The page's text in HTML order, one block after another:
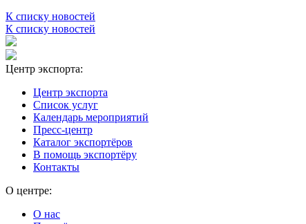
К списку новостей
К списку новостей
Центр экспорта:
Центр экспорта
Список услуг
Календарь мероприятий
Пресс-центр
Каталог экспортёров
В помощь экспортёру
Контакты
О центре:
О нас